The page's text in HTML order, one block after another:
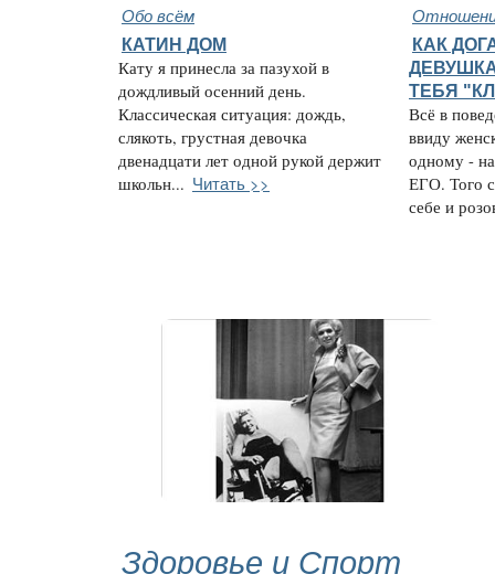
Обо всём
КАТИН ДОМ
Кату я принесла за пазухой в
дождливый осенний день.
Классическая ситуация: дождь,
слякоть, грустная девочка
двенадцати лет одной рукой держит
школьн... Читать >>
КАК
ТЕБЯ
Всё в
ввиду
одному -
ЕГО. Того
себе и
Здоровье и Спорт